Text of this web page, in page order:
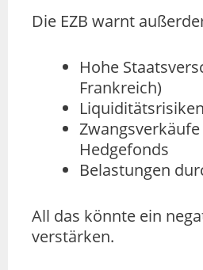
Die EZB warnt
Hohe
Frankreich)
Hedgefonds
Belastungen
All das könnte ein
verstärken.